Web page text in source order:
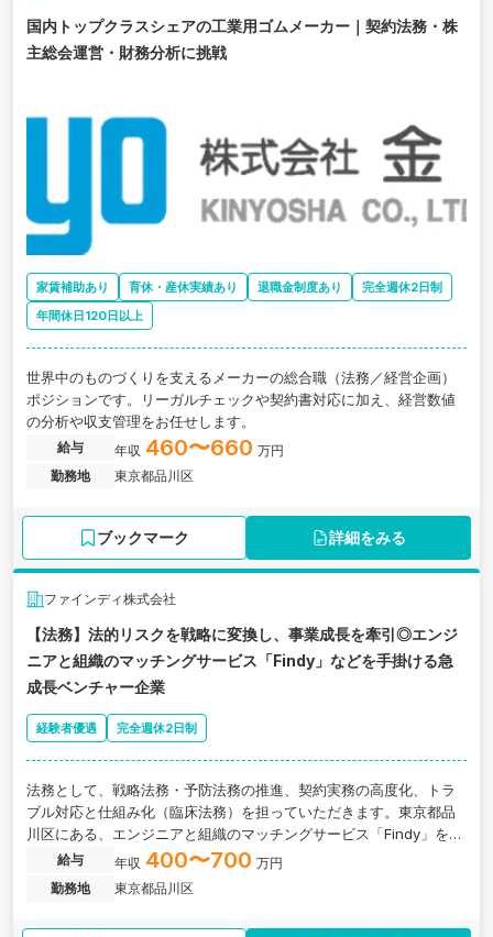
国内トップクラスシェアの工業用ゴムメーカー｜契約法務・株
主総会運営・財務分析に挑戦
家賃補助あり 育休・産休実績あり 退職金制度あり
完全週休2日制
年間休日120日以上
世界中のものづくりを支えるメーカーの総合職（法務／経営企画）
ポジションです。リーガルチェックや契約書対応に加え、経営数値
の分析や収支管理をお任せします。
給与 年収 460〜660 万円
勤務地
東京都品川区
ブックマーク 詳細をみる
ファインディ株式会社
【法務】法的リスクを戦略に変換し、事業成長を牽引◎エンジ
ニアと組織のマッチングサービス「Findy」などを手掛ける急
成長ベンチャー企業
経験者優遇 完全週休2日制
法務として、戦略法務・予防法務の推進、契約実務の高度化、トラ
ブル対応と仕組み化（臨床法務）を担っていただきます。東京都品
川区にある、エンジニアと組織のマッチングサービス「Findy」を手
掛ける急成長ベンチャー企業の求人です。
給与 年収 400〜700 万円
勤務地
東京都品川区